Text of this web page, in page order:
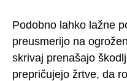
Podobno lahko lažne
preusmerijo na
skrivaj prenašajo
prepričujejo žrtve, da